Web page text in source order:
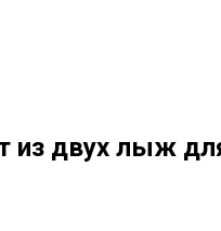
из двух лыж